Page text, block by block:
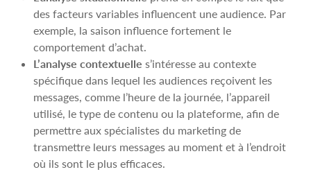
des facteurs variables influencent une audience. Par
exemple, la saison influence fortement le
comportement d’achat.
L’analyse contextuelle s’intéresse au contexte
spécifique dans lequel les audiences reçoivent les
messages, comme l’heure de la journée, l’appareil
utilisé, le type de contenu ou la plateforme, afin de
permettre aux spécialistes du marketing de
transmettre leurs messages au moment et à l’endroit
où ils sont le plus efficaces.